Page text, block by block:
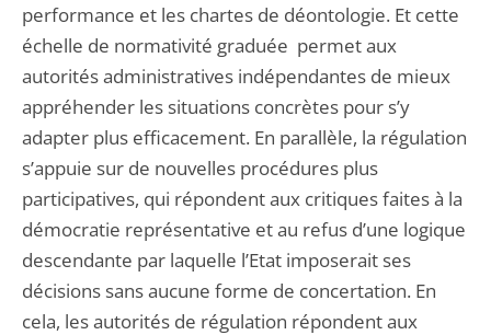
performance et les chartes de déontologie. Et cette
échelle de normativité graduée permet aux
autorités administratives indépendantes de mieux
appréhender les situations concrètes pour s’y
adapter plus efficacement. En parallèle, la régulation
s’appuie sur de nouvelles procédures plus
participatives, qui répondent aux critiques faites à la
démocratie représentative et au refus d’une logique
descendante par laquelle l’Etat imposerait ses
décisions sans aucune forme de concertation. En
cela, les autorités de régulation répondent aux